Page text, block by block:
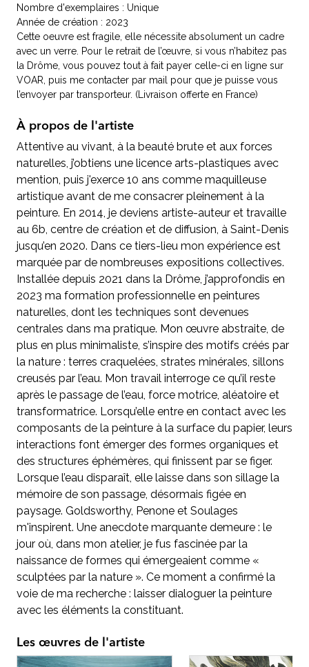
Nombre d'exemplaires : Unique
Année de création : 2023
Cette oeuvre est fragile, elle nécessite absolument un cadre
avec un verre. Pour le retrait de l’œuvre, si vous n’habitez pas
la Drôme, vous pouvez tout à fait payer celle-ci en ligne sur
VOAR, puis me contacter par mail pour que je puisse vous
l’envoyer par transporteur. (Livraison offerte en France)
À propos de l'artiste
Attentive au vivant, à la beauté brute et aux forces
naturelles, j’obtiens une licence arts-plastiques avec
mention, puis j'exerce 10 ans comme maquilleuse
artistique avant de me consacrer pleinement à la
peinture. En 2014, je deviens artiste-auteur et travaille
au 6b, centre de création et de diffusion, à Saint-Denis
jusqu’en 2020. Dans ce tiers-lieu mon expérience est
marquée par de nombreuses expositions collectives.
Installée depuis 2021 dans la Drôme, j’approfondis en
2023 ma formation professionnelle en peintures
naturelles, dont les techniques sont devenues
centrales dans ma pratique. Mon œuvre abstraite, de
plus en plus minimaliste, s’inspire des motifs créés par
la nature : terres craquelées, strates minérales, sillons
creusés par l’eau. Mon travail interroge ce qu’il reste
après le passage de l’eau, force motrice, aléatoire et
transformatrice. Lorsqu’elle entre en contact avec les
composants de la peinture à la surface du papier, leurs
interactions font émerger des formes organiques et
des structures éphémères, qui finissent par se figer.
Lorsque l’eau disparaît, elle laisse dans son sillage la
mémoire de son passage, désormais figée en
paysage. Goldsworthy, Penone et Soulages
m'inspirent. Une anecdote marquante demeure : le
jour où, dans mon atelier, je fus fascinée par la
naissance de formes qui émergeaient comme «
sculptées par la nature ». Ce moment a confirmé la
voie de ma recherche : laisser dialoguer la peinture
avec les éléments la constituant.
Les œuvres de l'artiste